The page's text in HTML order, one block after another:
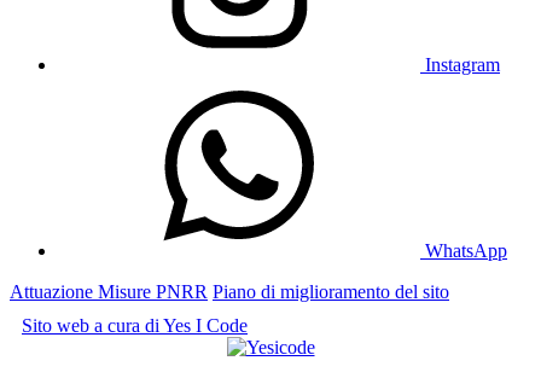
Instagram
WhatsApp
Attuazione Misure PNRR Piano di miglioramento del sito
Sito web a cura di Yes I Code